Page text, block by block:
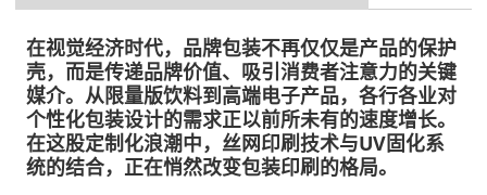
在视觉经济时代，品牌包装不再仅仅是产品的保护
壳，而是传递品牌价值、吸引消费者注意力的关键
媒介。从限量版饮料到高端电子产品，各行各业对
个性化包装设计的需求正以前所未有的速度增长。
在这股定制化浪潮中，丝网印刷技术与UV固化系
统的结合，正在悄然改变包装印刷的格局。